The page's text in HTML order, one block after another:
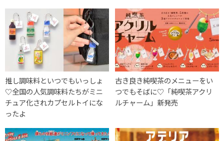
推し調味料といつでもいっしょ
♡全国の人気調味料たちがミニ
チュア化されカプセルトイにな
ったよ
古き良き純喫茶のメニューをい
つでもそばに♡「純喫茶アクリ
ルチャーム」新発売